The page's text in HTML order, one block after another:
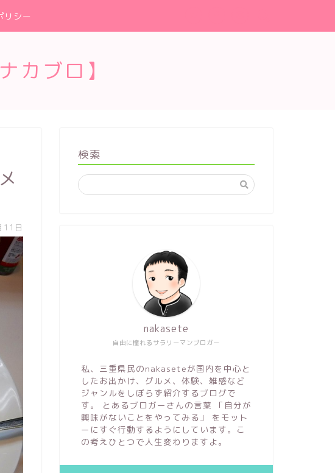
リシー
カブロ】
日
検索
自由に憧れるサラリーマンブロガー
nakasete
私、三重県民のnakaseteが国内を中心と
したお出かけ、グルメ、体験、雑感など
ジャンルをしぼらず紹介するブログで
す。 とあるブロガーさんの言葉 「自分が
興味がないことをやってみる」 をモット
ーにすぐ行動するようにしています。こ
の考えひとつで人生変わりますよ。